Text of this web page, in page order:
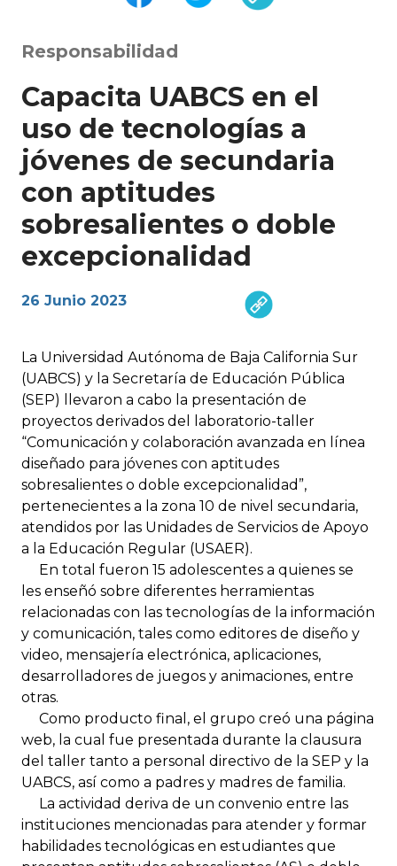
Responsabilidad
Capacita UABCS en el
uso de tecnologías a
jóvenes de secundaria
con aptitudes
sobresalientes o doble
excepcionalidad
26 Junio 2023
La Universidad Autónoma de Baja California Sur
(UABCS) y la Secretaría de Educación Pública
(SEP) llevaron a cabo la presentación de
proyectos derivados del laboratorio-taller
“Comunicación y colaboración avanzada en línea
diseñado para jóvenes con aptitudes
sobresalientes o doble excepcionalidad”,
pertenecientes a la zona 10 de nivel secundaria,
atendidos por las Unidades de Servicios de Apoyo
a la Educación Regular (USAER).
En total fueron 15 adolescentes a quienes se
les enseñó sobre diferentes herramientas
relacionadas con las tecnologías de la información
y comunicación, tales como editores de diseño y
video, mensajería electrónica, aplicaciones,
desarrolladores de juegos y animaciones, entre
otras.
Como producto final, el grupo creó una página
web, la cual fue presentada durante la clausura
del taller tanto a personal directivo de la SEP y la
UABCS, así como a padres y madres de familia.
La actividad deriva de un convenio entre las
instituciones mencionadas para atender y formar
habilidades tecnológicas en estudiantes que